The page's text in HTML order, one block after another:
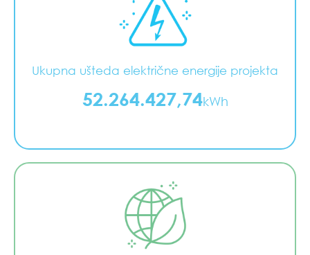
Ukupna ušteda električne energije projekta
52.264.427,74kWh